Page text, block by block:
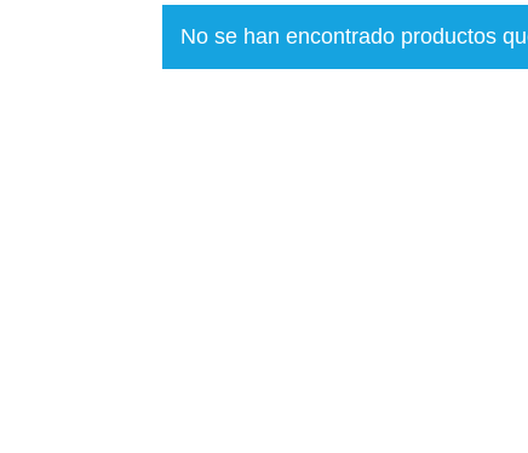
No se han encontrado productos